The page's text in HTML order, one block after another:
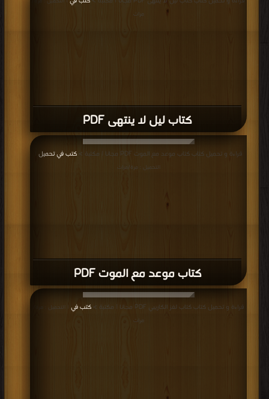
كتاب ليل لا ينتهى PDF
مرات
كتاب موعد مع الموت PDF
قراءة و تحميل كتاب كتاب موعد مع الموت PDF مجانا | مكتبة > كتب في تحميل
التحميل : مرة/مرات
قراءة و تحميل كتاب كتاب لغز الكاريبي PDF مجانا | مكتبة > كتب في
| التحميل : مرة/
مرات